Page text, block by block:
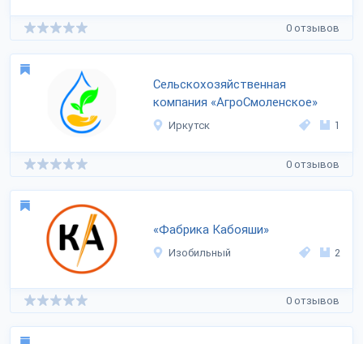
0 отзывов
Сельскохозяйственная
компания «АгроСмоленское»
Иркутск 1
0 отзывов
«Фабрика Кабояши»
Изобильный 2
0 отзывов